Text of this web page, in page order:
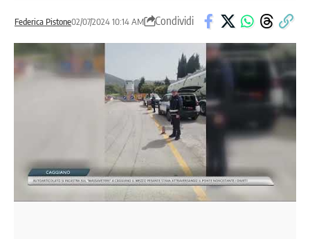
Federica Pistone02/07/2024 10:14 AM Condividi